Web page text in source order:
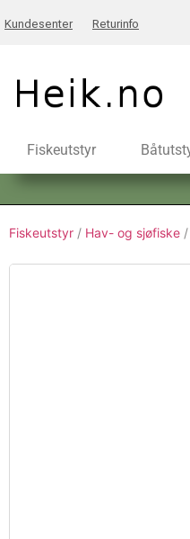
Kundesenter Returinfo
Fiskeutstyr
Fiskeutstyr / Hav- og sjøfiske /